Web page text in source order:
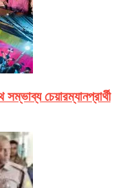
সম্ভাব্য চেয়ারম্যানপ্রার্থী